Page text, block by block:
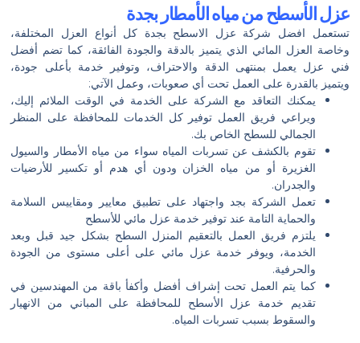
عزل الأسطح من مياه الأمطار بجدة
تستعمل افضل شركة عزل الاسطح بجدة كل أنواع العزل المختلفة،
وخاصة العزل المائي الذي يتميز بالدقة والجودة الفائقة، كما تضم أفضل
فني عزل يعمل بمنتهى الدقة والاحتراف، وتوفير خدمة بأعلى جودة،
ويتميز بالقدرة على العمل تحت أي صعوبات، وعمل الآتي:
يمكنك التعاقد مع الشركة على الخدمة في الوقت الملائم إليك،
ويراعي فريق العمل توفير كل الخدمات للمحافظة على المنظر
الجمالي للسطح الخاص بك.
تقوم بالكشف عن تسربات المياه سواء من مياه الأمطار والسيول
الغزيرة أو من مياه الخزان ودون أي هدم أو تكسير للأرضيات
والجدران.
تعمل الشركة بجد واجتهاد على تطبيق معايير ومقاييس السلامة
والحماية التامة عند توفير خدمة عزل مائي للأسطح
يلتزم فريق العمل بالتعقيم المنزل السطح بشكل جيد قبل وبعد
الخدمة، ويوفر خدمة عزل مائي على أعلى مستوى من الجودة
والحرفية.
كما يتم العمل تحت إشراف أفضل وأكفأ باقة من المهندسين في
تقديم خدمة عزل الأسطح للمحافظة على المباني من الانهيار
والسقوط بسبب تسربات المياه.